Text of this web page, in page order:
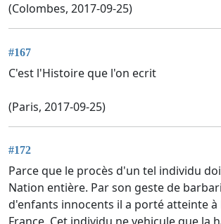
(Colombes, 2017-09-25)
#167
C'est l'Histoire que l'on ecrit
(Paris, 2017-09-25)
#172
Parce que le procès d'un tel individu
Nation entière. Par son geste de
d'enfants innocents il a porté atteinte